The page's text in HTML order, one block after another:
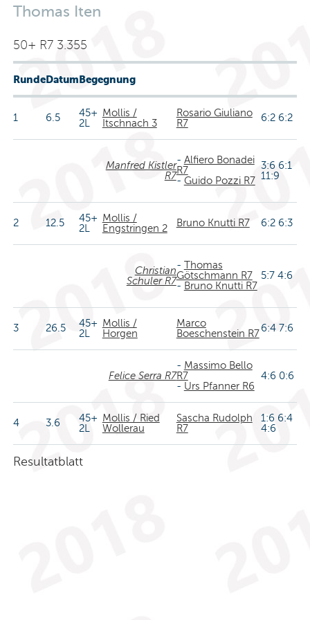
Thomas Iten
50+ R7 3.355
RundeDatumBegegnung
1 6.5
45+
2L
Mollis /
Itschnach 3
Rosario Giuliano
R7
6:2 6:2
Manfred Kistler
R7
- Alfiero Bonadei
R7
- Guido Pozzi R7
3:6 6:1
11:9
2 12.5
45+
2L
Mollis /
Engstringen 2
Bruno Knutti R7 6:2 6:3
Christian
Schuler R7
- Thomas
Götschmann R7
- Bruno Knutti R7
5:7 4:6
3 26.5
45+
2L
Mollis /
Horgen
Marco
Boeschenstein R7 6:4 7:6
Felice Serra R7
- Massimo Bello
R7
- Urs Pfanner R6
4:6 0:6
4 3.6
45+
2L
Mollis / Ried
Wollerau
Sascha Rudolph
R7
1:6 6:4
4:6
Resultatblatt